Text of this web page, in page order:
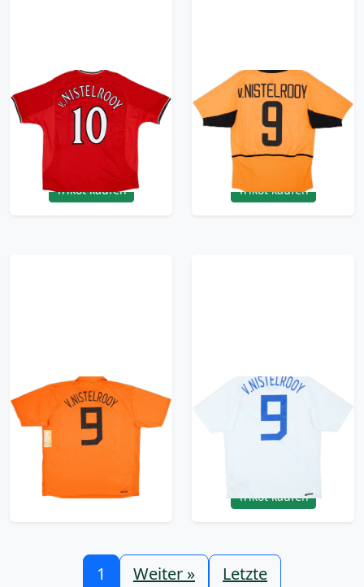
2000-02 Manchester
United Home Shirt
V.Nistelrooy #10 -
5/10 - (XXL)
149.99£ · ca. €177
Trikot kaufen
2002-04 Netherlands
Home Shirt
V.Nistelrooy #9 - 6/10
- (S)
149.99£ · ca. €177
Trikot kaufen
2006-08 Netherlands
Home Shirt
V.Nistelrooy #9 (XXL)
149.99£ · ca. €177
2006-08 Netherlands
Away Shirt
v.Nistelrooy #9 - 10/10
- (M)
Trikot kaufen
1 Weiter » Letzte